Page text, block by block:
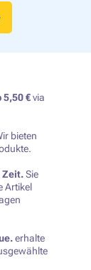
5,50 €via
bieten
Zeit.Sie
Artikel
erhalte